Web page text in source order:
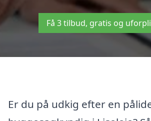
Få 3 tilbud, gratis og
Er du på udkig efter en